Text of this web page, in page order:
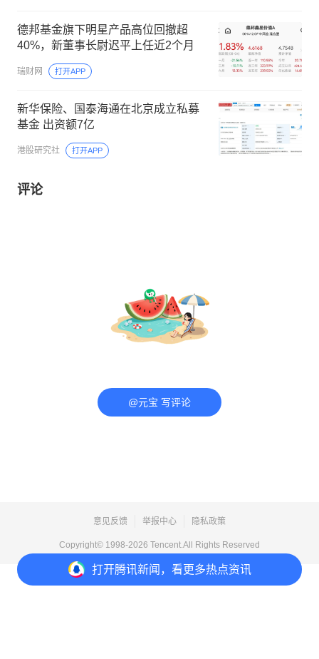
打开腾讯新闻，看更多热点资讯
德邦基金旗下明星产品高位回撤超
40%，新董事长尉迟平上任近2个月
瑞财网 打开APP
新华保险、国泰海通在北京成立私募
基金 出资额7亿
港股研究社 打开APP
评论
@元宝 写评论
意见反馈 举报中心 隐私政策
Copyright© 1998-2026 Tencent.All Rights Reserved